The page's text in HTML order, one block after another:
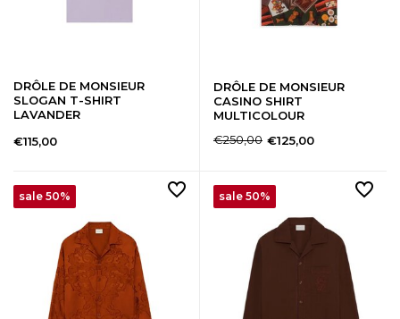
DRÔLE DE MONSIEUR
SLOGAN T-SHIRT
LAVANDER
€115,00
DRÔLE DE MONSIEUR
CASINO SHIRT
MULTICOLOUR
€250,00 €125,00
sale 50% sale 50%